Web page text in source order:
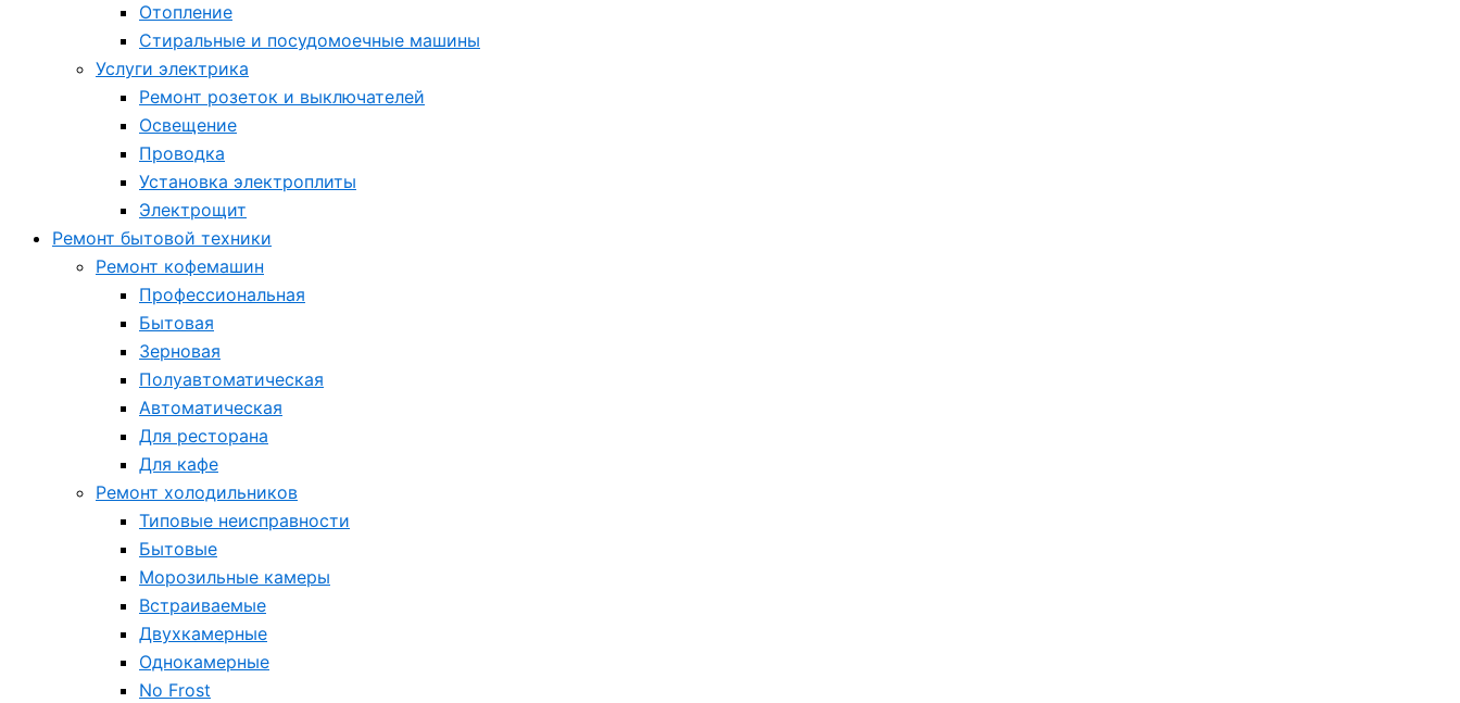
Отопление
Стиральные и посудомоечные машины
Услуги электрика
Ремонт розеток и выключателей
Освещение
Проводка
Установка электроплиты
Электрощит
Ремонт бытовой техники
Ремонт кофемашин
Профессиональная
Бытовая
Зерновая
Полуавтоматическая
Автоматическая
Для ресторана
Для кафе
Ремонт холодильников
Типовые неисправности
Бытовые
Морозильные камеры
Встраиваемые
Двухкамерные
Однокамерные
No Frost